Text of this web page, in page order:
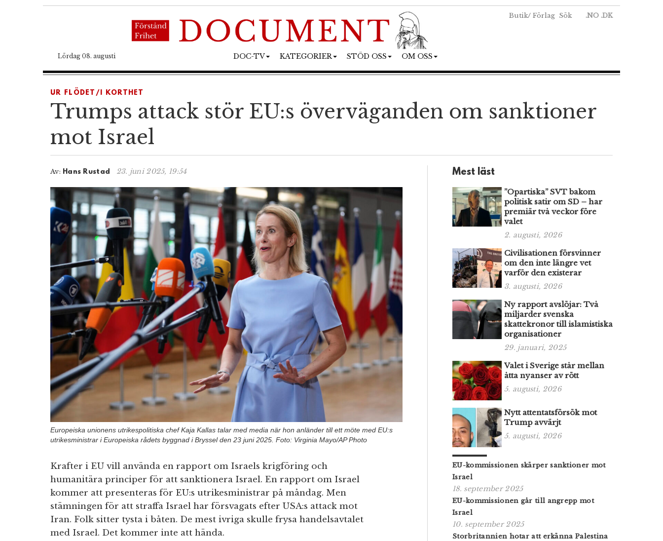
Butik/ Förlag Sök .NO .DK
Lördag 08. augusti DOC-TV KATEGORIER STÖD OSS OM OSS
UR FLÖDET/I KORTHET
Trumps attack stör EU:s överväganden om sanktioner
mot Israel
Av: Hans Rustad 23. juni 2025, 19:54
Europeiska unionens utrikespolitiska chef Kaja Kallas talar med media när hon anländer till ett möte med EU:s
utrikesministrar i Europeiska rådets byggnad i Bryssel den 23 juni 2025. Foto: Virginia Mayo/AP Photo
Krafter i EU vill använda en rapport om Israels krigföring och
humanitära principer för att sanktionera Israel. En rapport om Israel
kommer att presenteras för EU:s utrikesministrar på måndag. Men
stämningen för att straffa Israel har försvagats efter USA:s attack mot
Iran. Folk sitter tysta i båten. De mest ivriga skulle frysa handelsavtalet
med Israel. Det kommer inte att hända.
Mest läst
”Opartiska” SVT bakom
politisk satir om SD – har
premiär två veckor före
valet
2. augusti, 2026
Civilisationen försvinner
om den inte längre vet
varför den existerar
3. augusti, 2026
Ny rapport avslöjar: Två
miljarder svenska
skattekronor till islamistiska
organisationer
29. januari, 2025
Valet i Sverige står mellan
åtta nyanser av rött
5. augusti, 2026
Nytt attentatsförsök mot
Trump avvärjt
5. augusti, 2026
EU-kommissionen skärper sanktioner mot
Israel
18. september 2025
EU-kommissionen går till angrepp mot
Israel
10. september 2025
Storbritannien hotar att erkänna Palestina